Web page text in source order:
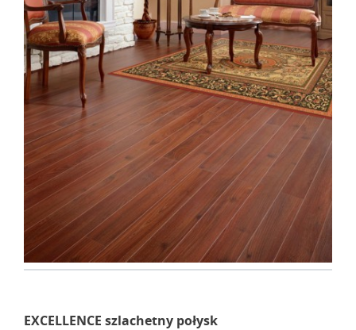
EXCELLENCE szlachetny połysk